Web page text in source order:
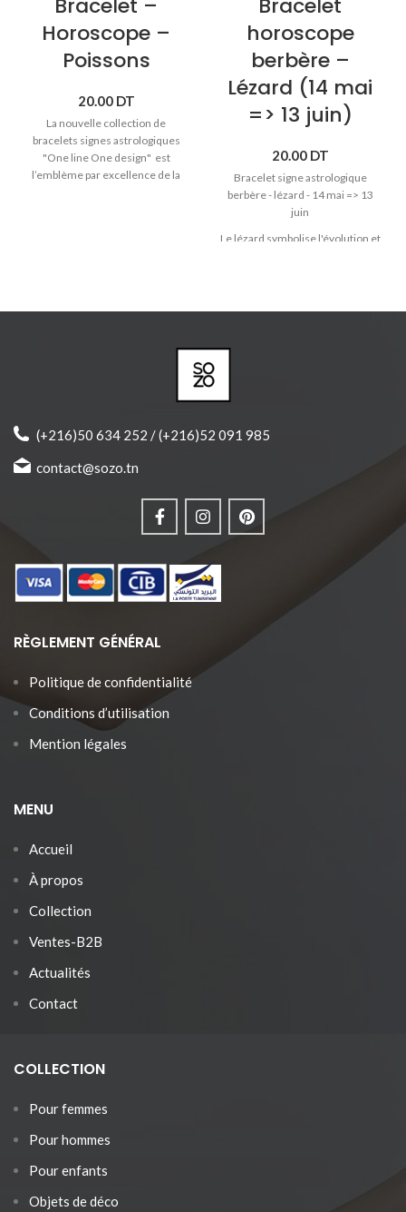
Bracelet –
Horoscope –
Poissons
20.00 DT
La nouvelle collection de
bracelets signes astrologiques
"One line One design" est
l’emblème par excellence de la
tailles.
Bracelet
horoscope
berbère –
Lézard (14 mai
=> 13 juin)
20.00 DT
Bracelet signe astrologique
berbère - lézard - 14 mai => 13
juin
Le lézard symbolise l'évolution et
contemplatif, serein qui sait
♥ Design unique conçu
exclusivement par Sozo.
à offrir. ♥ Fabrication 100%
(+216)50 634 252 / (+216)52 091 985
contact@sozo.tn
RÈGLEMENT GÉNÉRAL
Politique de confidentialité
Conditions d’utilisation
Mention légales
MENU
Accueil
À propos
Collection
Ventes-B2B
Actualités
Contact
COLLECTION
Pour femmes
Pour hommes
Pour enfants
Objets de déco